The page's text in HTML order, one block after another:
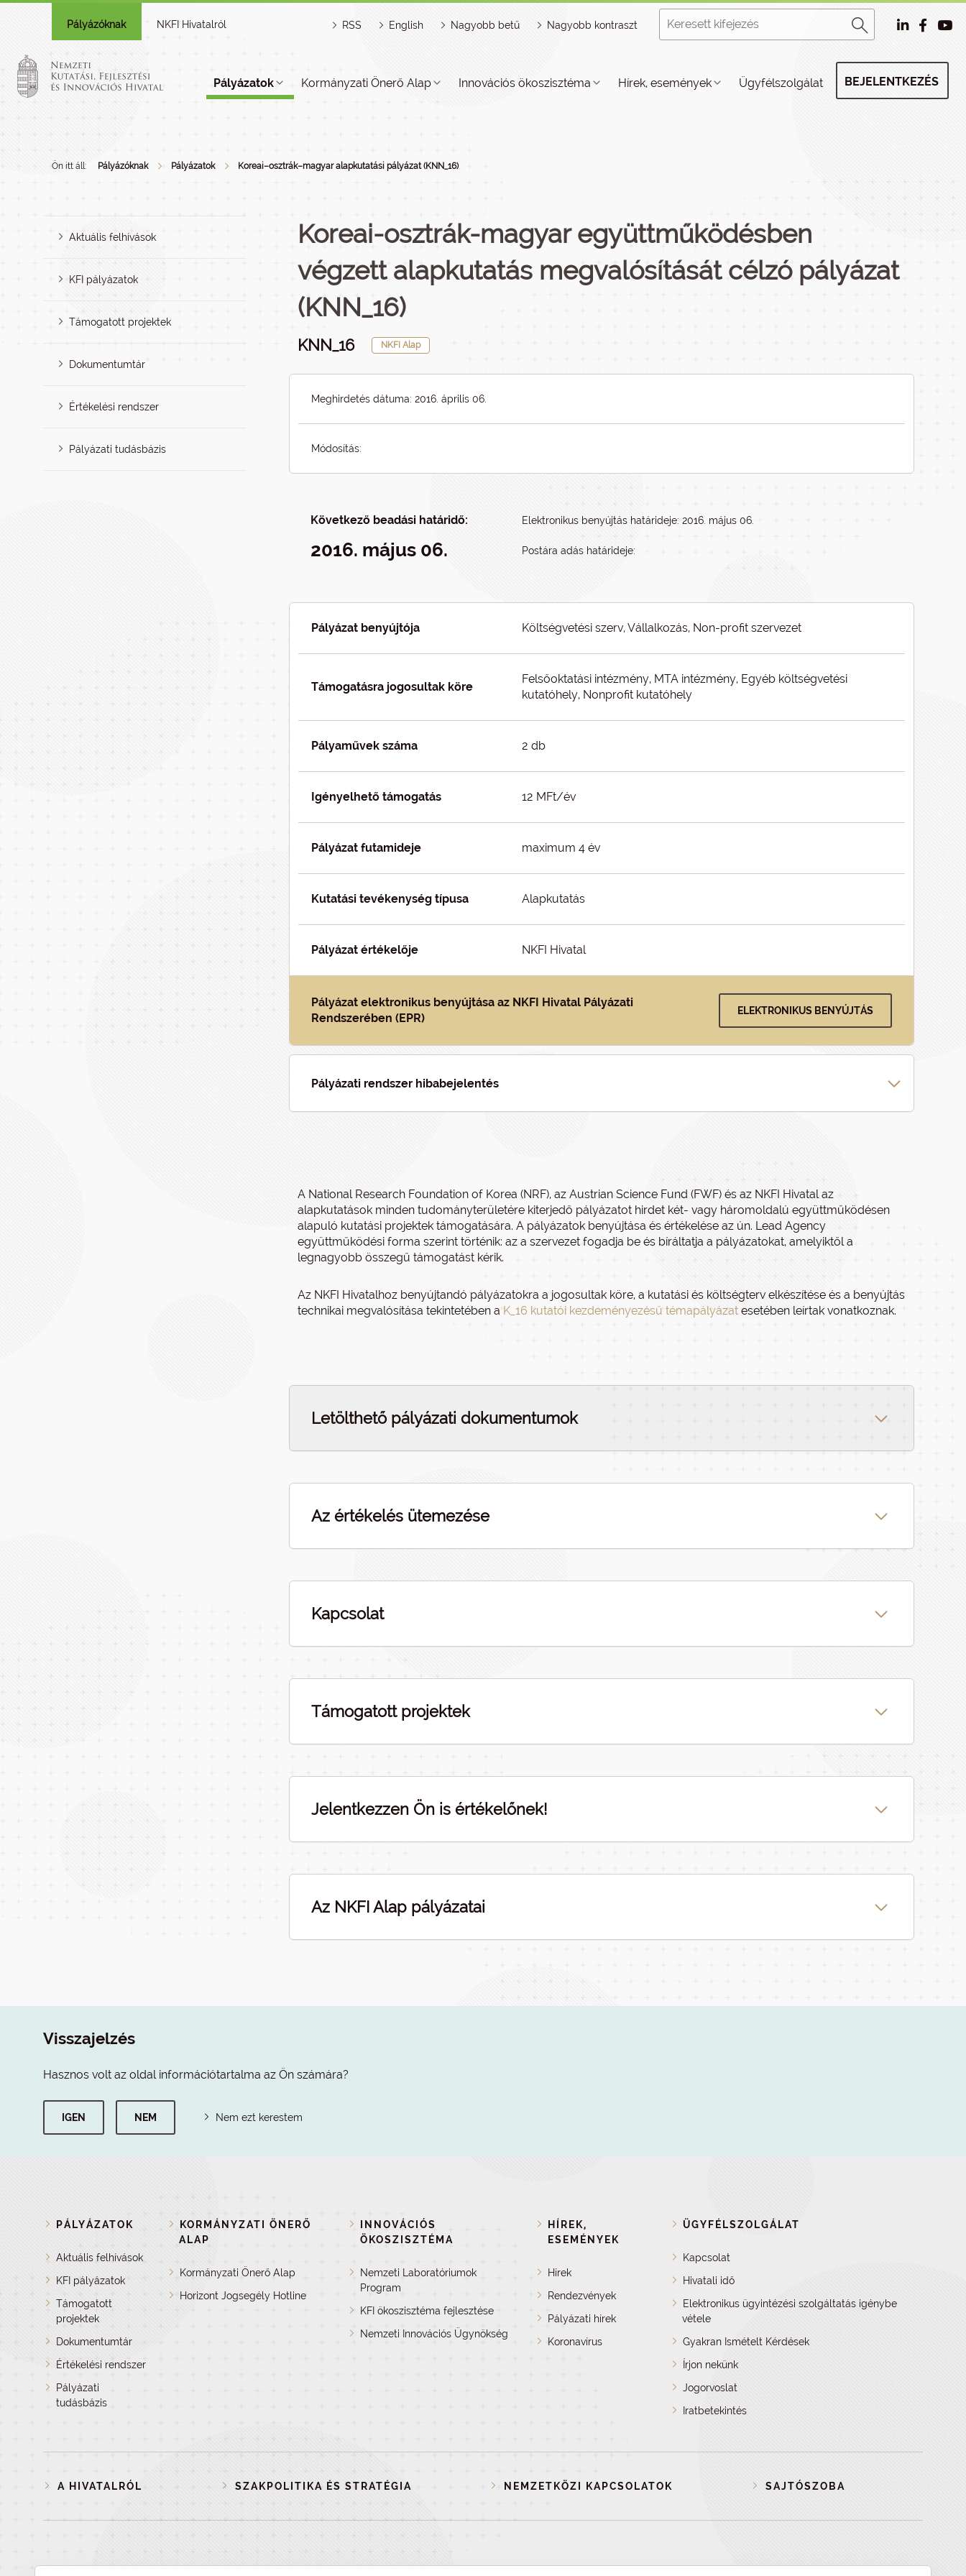
Pályázóknak NKFI Hivatalról RSS English Nagyobb betű Nagyobb kontraszt
Pályázatok Kormányzati Önerő Alap Innovációs ökoszisztéma Hírek, események Ügyfélszolgálat BEJELENTKEZÉS
Ön itt áll: Pályázóknak Pályázatok Koreai–osztrák–magyar alapkutatási pályázat (KNN_16)
Aktuális felhívások
KFI pályázatok
Támogatott projektek
Dokumentumtár
Értékelési rendszer
Pályázati tudásbázis
Koreai-osztrák-magyar együttműködésben
végzett alapkutatás megvalósítását célzó pályázat
(KNN_16)
KNN_16 NKFI Alap
Meghirdetés dátuma: 2016. április 06.
Módosítás:
Következő beadási határidő: Elektronikus benyújtás határideje: 2016. május 06.
2016. május 06. Postára adás határideje:
Pályázat benyújtója Költségvetési szerv, Vállalkozás, Non-profit szervezet
Támogatásra jogosultak köre
Felsőoktatási intézmény, MTA intézmény, Egyéb költségvetési
kutatóhely, Nonprofit kutatóhely
Pályaművek száma 2 db
Igényelhető támogatás 12 MFt/év
Pályázat futamideje maximum 4 év
Kutatási tevékenység típusa Alapkutatás
Pályázat értékelője NKFI Hivatal
Pályázat elektronikus benyújtása az NKFI Hivatal Pályázati
Rendszerében (EPR)
ELEKTRONIKUS BENYÚJTÁS
Pályázati rendszer hibabejelentés
A National Research Foundation of Korea (NRF), az Austrian Science Fund (FWF) és az NKFI Hivatal az
alapkutatások minden tudományterületére kiterjedő pályázatot hirdet két- vagy háromoldalú együttműködésen
alapuló kutatási projektek támogatására. A pályázatok benyújtása és értékelése az ún. Lead Agency
együttműködési forma szerint történik: az a szervezet fogadja be és bíráltatja a pályázatokat, amelyiktől a
legnagyobb összegű támogatást kérik.
Az NKFI Hivatalhoz benyújtandó pályázatokra a jogosultak köre, a kutatási és költségterv elkészítése és a benyújtás
technikai megvalósítása tekintetében a K_16 kutatói kezdeményezésű témapályázat esetében leírtak vonatkoznak.
Letölthető pályázati dokumentumok
Az értékelés ütemezése
Kapcsolat
Támogatott projektek
Jelentkezzen Ön is értékelőnek!
Az NKFI Alap pályázatai
Visszajelzés
Hasznos volt az oldal információtartalma az Ön számára?
IGEN NEM Nem ezt kerestem
PÁLYÁZATOK
Aktuális felhívások
KFI pályázatok
Támogatott
projektek
Dokumentumtár
Értékelési rendszer
Pályázati
tudásbázis
KORMÁNYZATI ÖNERŐ
ALAP
Kormányzati Önerő Alap
Horizont Jogsegély Hotline
INNOVÁCIÓS
ÖKOSZISZTÉMA
Nemzeti Laboratóriumok
Program
KFI ökoszisztéma fejlesztése
Nemzeti Innovációs Ügynökség
HÍREK,
ESEMÉNYEK
Hírek
Rendezvények
Pályázati hírek
Koronavírus
ÜGYFÉLSZOLGÁLAT
Kapcsolat
Hivatali idő
Elektronikus ügyintézési szolgáltatás igénybe
vétele
Gyakran Ismételt Kérdések
Írjon nekünk
Jogorvoslat
Iratbetekintés
A HIVATALRÓL SZAKPOLITIKA ÉS STRATÉGIA NEMZETKÖZI KAPCSOLATOK SAJTÓSZOBA